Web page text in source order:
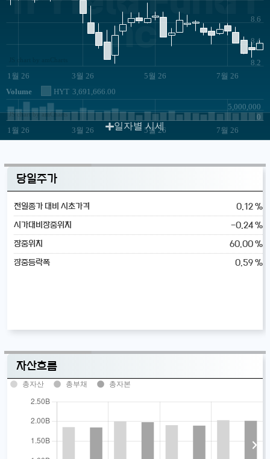
nc
1월 26 3월 26 5월 26 7월 26
8.2
8.4
8.6
Volume HYT 3,691,666.00
1월 26 3월 26 5월 26 7월 26
0
5,000,000
JS chart by amCharts
일자별 시세
당일주가
전일종가 대비 시초가격 0.12 %
시가대비장중위치 -0.24 %
장중위치 60.00 %
장중등락폭 0.59 %
자산흐름
총자산 총부채 총자본